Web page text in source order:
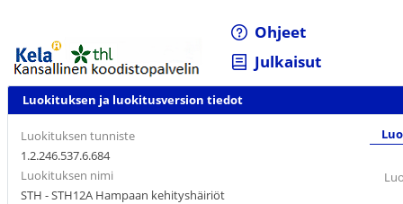
Ohjeet
Julkaisut
Luokituksen ja luokitusversion tiedot
Luokituksen tunniste
1.2.246.537.6.684
Luokituksen nimi
STH - STH12A Hampaan kehityshäiriöt